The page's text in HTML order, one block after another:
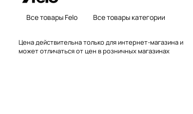
Все товары Felo Все товары категории
Цена действительна только для интернет-магазина и
может отличаться от цен в розничных магазинах